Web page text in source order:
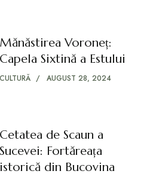
Mănăstirea Voroneț:
Capela Sixtină a Estului
CULTURĂ AUGUST 28, 2024
Cetatea de Scaun a
Sucevei: Fortăreața
istorică din Bucovina